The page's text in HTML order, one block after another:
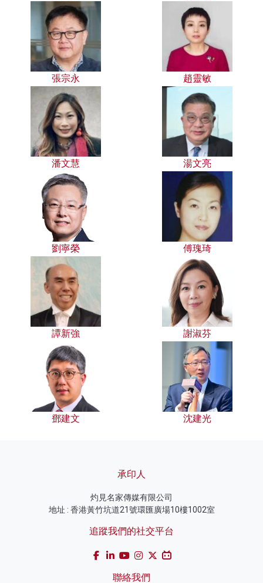
張宗永 趙靈敏
潘文慧 湯文亮
劉寧榮 傅瑰琦
譚新強 謝淑芬
鄧建文 沈建光
承印人
灼見名家傳媒有限公司
地址 : 香港黃竹坑道21號環匯廣場10樓1002室
追蹤我們的社交平台
聯絡我們